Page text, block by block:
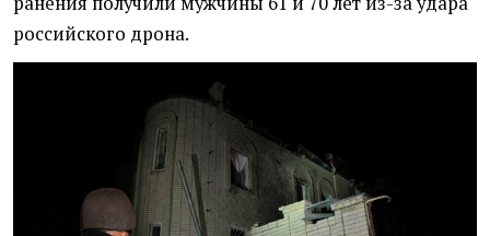
российского дрона.